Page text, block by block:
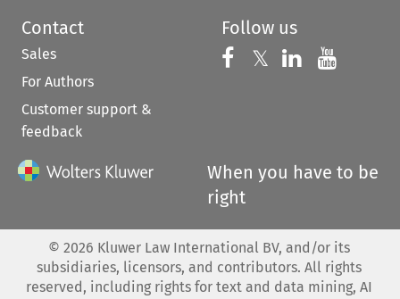
Contact
Sales
For Authors
Customer support &
feedback
Follow us
Follow us on
𝕏 Follow us on
Follow us
When you have to be
right
© 2026 Kluwer Law International BV, and/or its
subsidiaries, licensors, and contributors. All rights
reserved, including rights for text and data mining, AI